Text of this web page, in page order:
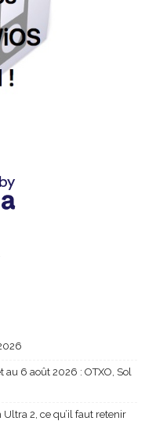
6 août 2026 : OTXO, Sol
2, ce qu’il faut retenir